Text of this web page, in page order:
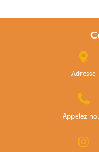
Adresse
Appelez